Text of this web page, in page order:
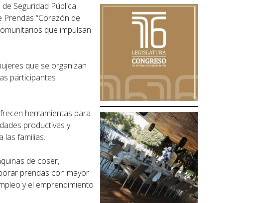
Seguridad Pública
Prendas “Corazón de
que impulsan
que se organizan
participantes
herramientas para
productivas y
las familias.
de coser,
prendas con mayor
y el emprendimiento